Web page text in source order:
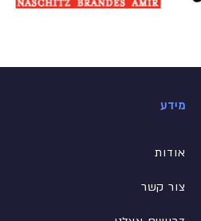
מידע
אודות
צור קשר